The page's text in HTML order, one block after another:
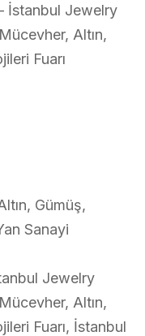
İstanbul Jewelry
Altın,
Fuarı
Gümüş,
Sanayi
Jewelry
Altın,
Fuarı, İstanbul